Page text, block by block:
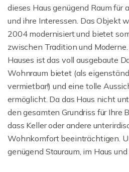
dieses Haus genügend Raum für
und ihre Interessen. Das Objekt
2004 modernisiert und bietet
zwischen Tradition und
Hauses ist das voll ausgebaute
Wohnraum bietet (als
vermietbar!) und eine tolle
ermöglicht. Da das Haus nicht
den gesamten Grundriss für Ihre
dass Keller oder andere
Wohnkomfort beeinträchtigen.
genügend Stauraum, im Haus